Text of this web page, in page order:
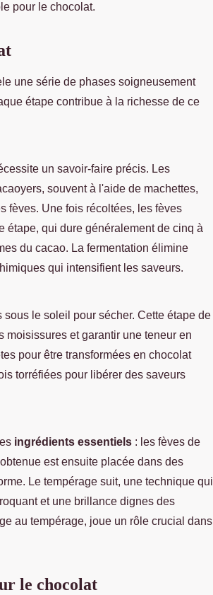
pour le chocolat.
une série de phases soigneusement
étape contribue à la richesse de ce
un savoir-faire précis. Les
souvent à l'aide de machettes,
fèves. Une fois récoltées, les fèves
étape, qui dure généralement de cinq à
du cacao. La fermentation élimine
qui intensifient les saveurs.
le soleil pour sécher. Cette étape de
moisissures et garantir une teneur en
pour être transformées en chocolat
torréfiées pour libérer des saveurs
ingrédients essentiels : les fèves de
est ensuite placée dans des
Le tempérage suit, une technique qui
et une brillance dignes des
au tempérage, joue un rôle crucial dans
le chocolat